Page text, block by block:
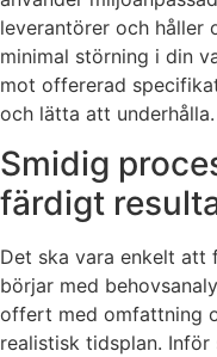
leverantörer och håller
minimal störning i din
mot offererad
och lätta att underhålla.
Smidig
färdigt
Det ska vara enkelt att
börjar med
offert med omfattning
realistisk tidsplan.